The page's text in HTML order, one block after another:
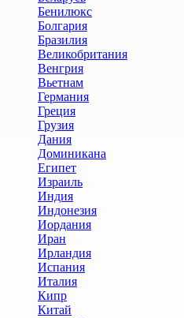
Бенилюкс
Болгария
Бразилия
Великобритания
Венгрия
Вьетнам
Германия
Греция
Грузия
Дания
Доминикана
Египет
Израиль
Индия
Индонезия
Иордания
Иран
Ирландия
Испания
Италия
Кипр
Китай